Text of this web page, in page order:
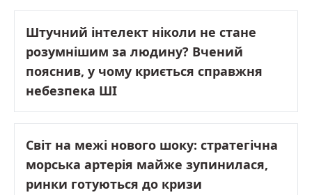
Штучний інтелект ніколи не стане
розумнішим за людину? Вчений
пояснив, у чому криється справжня
небезпека ШІ
Світ на межі нового шоку: стратегічна
морська артерія майже зупинилася,
ринки готуються до кризи